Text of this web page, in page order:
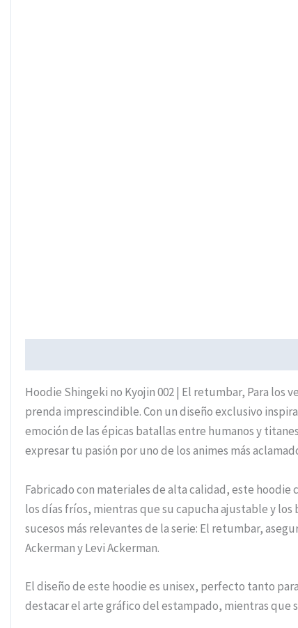
Hoodie Shingeki no Kyojin 002 | El retumbar, Para los
prenda imprescindible. Con un diseño exclusivo
emoción de las épicas batallas entre humanos y
expresar tu pasión por uno de los animes más
Fabricado con materiales de alta calidad, este
los días fríos, mientras que su capucha ajustable y
sucesos más relevantes de la serie: El retumbar,
Ackerman y Levi Ackerman.
El diseño de este hoodie es unisex, perfecto tanto
destacar el arte gráfico del estampado, mientras